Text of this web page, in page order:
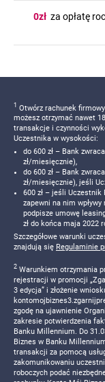
0zł za opłatę
1 Otwórz rachunek
możesz otrzymać nawet
transakcje i czynności
Uczestnika w wysokości:
do 600 zł – Bank
zł/miesięcznie),
do 600 zł – Bank
zł/miesięcznie), jeśli
600 zł – jeśli
zapewni na nim
podpisze umowę
zł do końca maja 2022
Szczegółowe warunki
znajdują się Regulaminie
2 Warunkiem otrzymania
rejestracji w promocji
3 edycja” i złożenie
zgodę na ujawnienie
zakresie potwierdzenia
Banku Millennium. Do
Biznes w Banku
transakcji za pomocą
zakomunikowaniu
roboczych podać